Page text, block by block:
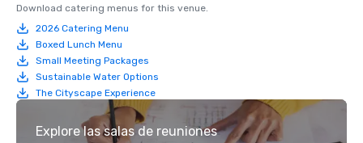
Download catering menus for this venue.
2026 Catering Menu
Boxed Lunch Menu
Small Meeting Packages
Sustainable Water Options
The Cityscape Experience
Explore las salas de reuniones